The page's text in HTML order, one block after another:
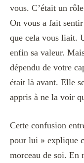
vous. C’était un
On vous a fait
que cela vous liait.
enfin sa valeur.
dépendu de votre
était là avant. Elle
appris à ne la voir
Cette confusion
pour lui » explique
morceau de soi. En